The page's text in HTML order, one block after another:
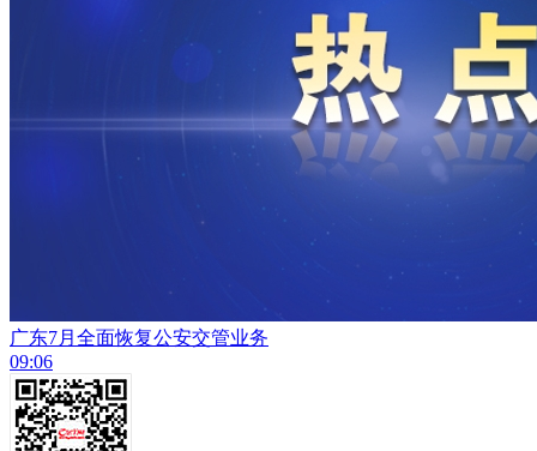
广东7月全面恢复公安交管业务
09:06